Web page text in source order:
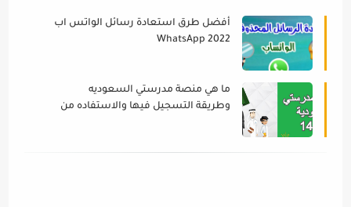
أفضل طرق استعادة رسائل الواتس اب
WhatsApp 2022
ما هي منصة مدرستي السعوديه
وطريقة التسجيل فيها والاستفاده من